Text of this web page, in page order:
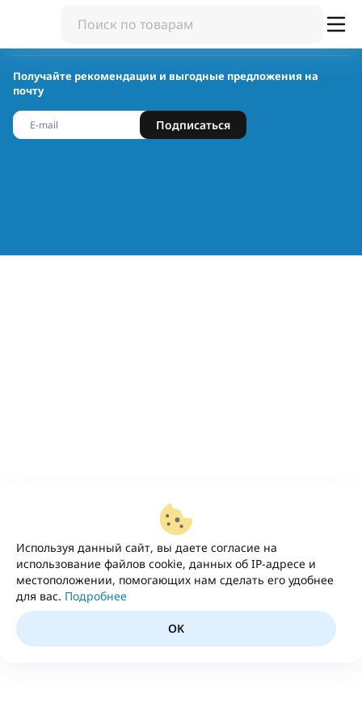
Используя данный сайт, вы даете согласие на
использование файлов cookie, данных об IP-адресе и
местоположении, помогающих нам сделать его удобнее
для вас. Подробнее
OK
Получайте рекомендации и выгодные предложения на
почту
Подписаться